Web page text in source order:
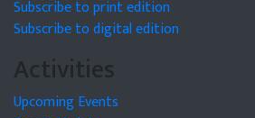
Subscribe to print edition
Subscribe to digital edition
Activities
Upcoming Events